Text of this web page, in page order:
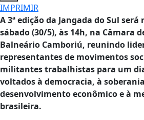
IMPRIMIR
A 3ª edição da Jangada do Sul
sábado (30/5), às 14h, na Câmara
Balneário Camboriú, reunindo
representantes de movimentos
militantes trabalhistas para um
voltados à democracia, à
desenvolvimento econômico e à
brasileira.